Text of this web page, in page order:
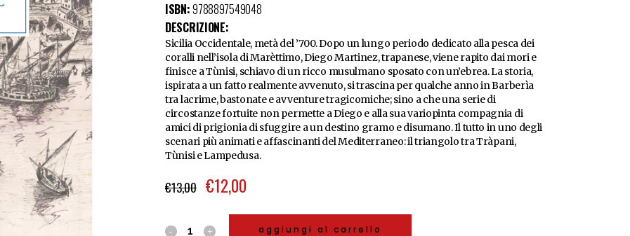
ISBN:9788897549048
DESCRIZIONE:
Sicilia Occidentale, metà del ’700. Dopo un lungo periodo dedicato alla pesca dei
coralli nell’isola di Marèttimo, Diego Martinez, trapanese, viene rapito dai mori e
finisce a Tùnisi, schiavo di un ricco musulmano sposato con un’ebrea. La storia,
ispirata a un fatto realmente avvenuto, si trascina per qualche anno in Barberìa
tra lacrime, bastonate e avventure tragicomiche; sino a che una serie di
circostanze fortuite non permette a Diego e alla sua variopinta compagnia di
amici di prigionia di sfuggire a un destino gramo e disumano. Il tutto in uno degli
scenari più animati e affascinanti del Mediterraneo: il triangolo tra Tràpani,
Tùnisi e Lampedusa.
€13,00 €12,00
aggiungi al carrello